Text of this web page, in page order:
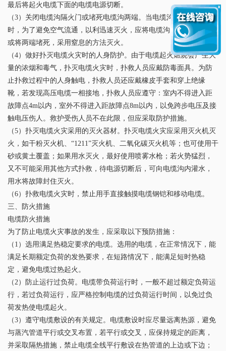
最后将起火电缆下面的电缆电源切断。
（3）关闭电缆沟隔火门或堵死电缆沟两端。当电缆沟内的电缆起火
时，为了避免空气流通，以利迅速灭火，应将电缆沟的隔火门关闭
或将两端堵死，采用窒息的方法灭火。
（4）做好扑灭电缆火灾时的人身防护。由于电缆起火燃烧会产生大
量的浓烟和毒气，扑灭电缆火灾时，扑救人员应戴防毒面具。为防
止扑救过程中的人身触电，扑救人员还应戴橡皮手套和穿上绝缘
靴，若发现高压电缆一相接地，扑救人员应遵守：室内不得进入距
故障点4m以内，室外不得进入距故障点8m以内，以免跨步电压及接
触电压伤人。救护受伤人员不在此限，但应采取防护措施。
（5）扑灭电缆火灾采用的灭火器材。扑灭电缆火灾应采用灭火机灭
火，如干粉灭火机、“1211”灭火机、二氧化碳灭火机等；也可使用干
砂或黄土覆盖；如果用水灭火，最好使用喷雾水枪；若火势猛烈，
又不可能采用其他方式扑救，待电源切断后，可向电缆沟内灌水，
用水将故障封住灭火。
（6）扑救电缆火灾时，禁止用手直接触摸电缆钢铠和移动电缆。
三、防火措施
电缆防火措施
为了防止电缆火灾事故的发生，应采取以下预防措施：
（1）选用满足热稳定要求的电缆。选用的电缆，在正常情况下，能
满足长期额定负荷的发热要求，在短路情况下，能满足短时热稳
定，避免电缆过热起火。
（2）防止运行过负荷。电缆带负荷运行时，一般不超过额定负荷运
行，若过负荷运行，应严格控制电缆的过负荷运行时间，以免过负
荷发热使电缆起火。
（3）遵守电缆敷设的有关规定。电缆敷设时应尽量远离热源，避免
与蒸汽管道平行或交叉布置，若平行或交叉，应保持规定的距离，
并采取隔热措施，禁止电缆全线平行敷设在热管道的上边或下边；